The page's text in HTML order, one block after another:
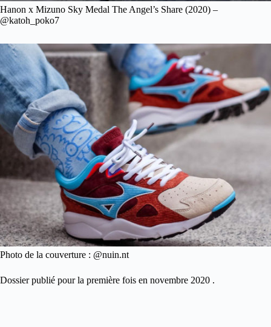
Hanon x Mizuno Sky Medal The Angel’s Share (2020) –
@katoh_poko7
Photo de la couverture : @nuin.nt
Dossier publié pour la première fois en novembre 2020 .